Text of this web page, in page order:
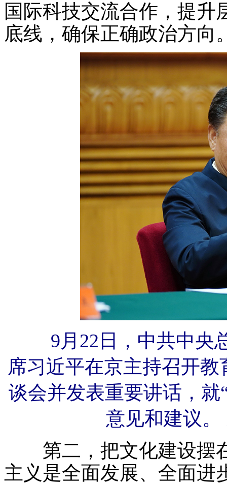
国际科技交流合作，提升
底线，确保正确政治方向
9月22日，中共中央
席习近平在京主持召开
谈会并发表重要讲话，
意见和建议
第二，把文化建设摆
主义是全面发展、全面进